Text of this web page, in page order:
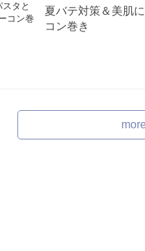
夏バテ対策＆美肌
コン巻き